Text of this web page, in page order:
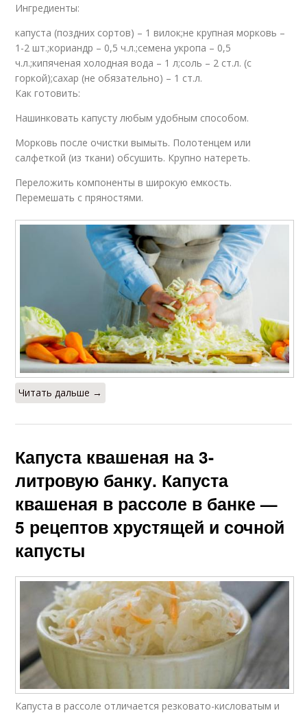
Ингредиенты:
капуста (поздних сортов) – 1 вилок;не крупная морковь –
1-2 шт.;кориандр – 0,5 ч.л.;семена укропа – 0,5
ч.л.;кипяченая холодная вода – 1 л;соль – 2 ст.л. (с
горкой);сахар (не обязательно) – 1 ст.л.
Как готовить:
Нашинковать капусту любым удобным способом.
Морковь после очистки вымыть. Полотенцем или
салфеткой (из ткани) обсушить. Крупно натереть.
Переложить компоненты в широкую емкость.
Перемешать с пряностями.
Читать дальше →
Капуста квашеная на 3-
литровую банку. Капуста
квашеная в рассоле в банке —
5 рецептов хрустящей и сочной
капусты
Капуста в рассоле отличается резковато-кисловатым и